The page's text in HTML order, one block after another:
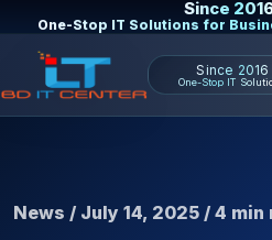
Since
One-Stop IT Solutions for
Since 2016
One-Stop IT
News / July 14, 2025 / 4 min